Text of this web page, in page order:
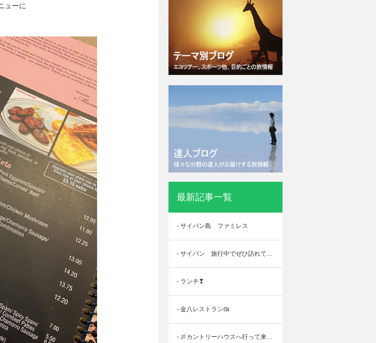
ューに
最新記事一覧
- サイパン島 ファミレス
- サイパン 旅行中でぜひ訪れていただきたい場所
- ランチ❣
- 金八レストラン🍱
- 🍖カントリーハウスへ行って来ました🍖